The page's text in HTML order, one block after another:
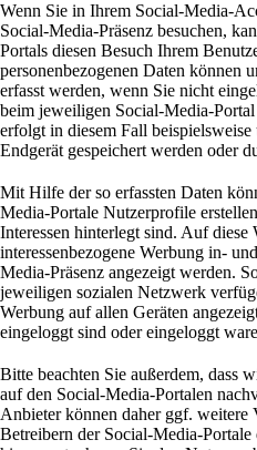
Wenn Sie in Ihrem Social-Media-
Social-Media-Präsenz besuchen,
Portals diesen Besuch Ihrem
personenbezogenen Daten können
erfasst werden, wenn Sie nicht
beim jeweiligen Social-Media-
erfolgt in diesem Fall
Endgerät gespeichert werden oder
Mit Hilfe der so erfassten Daten
Media-Portale Nutzerprofile
Interessen hinterlegt sind. Auf diese
interessenbezogene Werbung in-
Media-Präsenz angezeigt werden.
jeweiligen sozialen Netzwerk
Werbung auf allen Geräten
eingeloggt sind oder eingeloggt
Bitte beachten Sie außerdem, dass
auf den Social-Media-Portalen
Anbieter können daher ggf. weitere
Betreibern der Social-Media-